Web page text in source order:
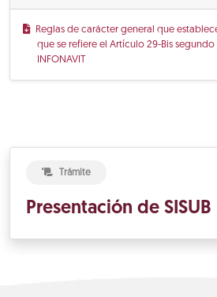
Reglas de carácter general que
que se refiere el Artículo 29-Bis
INFONAVIT
Trámite
Presentación de SISUB